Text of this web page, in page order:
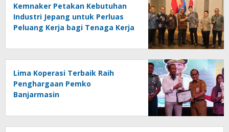
Kemnaker Petakan Kebutuhan
Industri Jepang untuk Perluas
Peluang Kerja bagi Tenaga Kerja
Lima Koperasi Terbaik Raih
Penghargaan Pemko
Banjarmasin